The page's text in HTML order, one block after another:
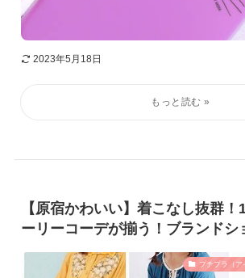
2023年5月18日
【原宿かわいい】着こなし抜群
ーリーコーデが揃う！ブランドシ
プチプラ（ア